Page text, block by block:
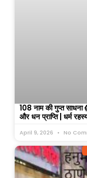
108 नाम की गुप्त साधना
और धन प्राप्ति | धर्म
April 9, 2026 No